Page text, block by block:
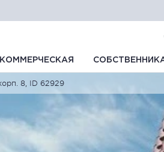
КОММЕРЧЕСКАЯ
8, ID 62929